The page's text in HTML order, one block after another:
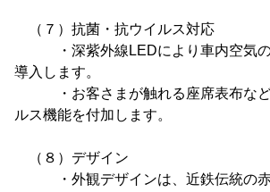
（７）抗菌・抗ウイルス対応
・深紫外線LEDにより車内空気の
導入します。
・お客さまが触れる座席表布など
ルス機能を付加します。
（８）デザイン
・外観デザインは、近鉄伝統の赤